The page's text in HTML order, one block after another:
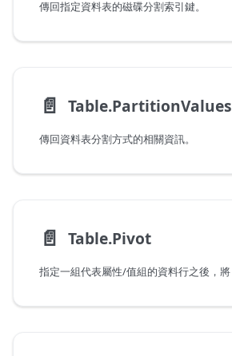
傳回指定資料表的磁碟分割索引鍵。
📄️ Table.PartitionValues
傳回資料表分割方式的相關資訊。
📄️ Table.Pivot